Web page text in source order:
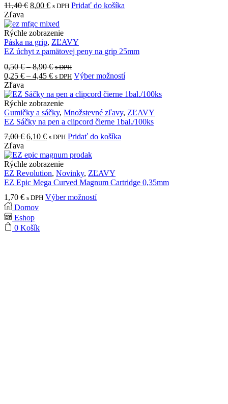
11,40€ Pôvodná
bola:
11,40 €.
8,00 €Aktuálna
je:
8,00 €.
s DPH Pridať do košíka
Zľava
Rýchle zobrazenie
Páska na grip, ZĽAVY
EZ úchyt z pamätovej peny na grip 25mm
0,50€ – 8,90€Price
range:
through
8,90 €
s DPH
0,25 € – 4,45 €Price
0,25 €
through
4,45 €
s DPH Výber možnostíTento
má
variantov.
Možnosti
Zľava
Rýchle zobrazenie
Gumičky a sáčky, Množstevné zľavy, ZĽAVY
EZ Sáčky na pen a clipcord čierne 1bal./100ks
7,00€ Pôvodná
bola:
7,00 €.
6,10 €Aktuálna
je:
6,10 €.
s DPH Pridať do košíka
Zľava
Rýchle zobrazenie
EZ Revolution, Novinky, ZĽAVY
EZ Epic Mega Curved Magnum Cartridge 0,35mm
1,70 € s DPH Výber možnostíTento
Domov
Eshop
0 Košík